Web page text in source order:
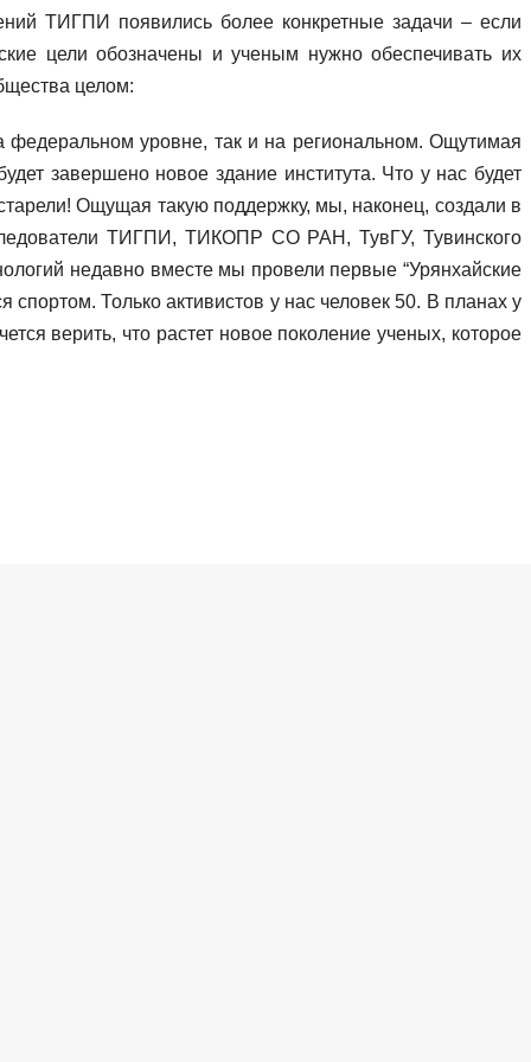
ТИГПИ появились более конкретные задачи – если
цели обозначены и ученым нужно обеспечивать их
целом:
федеральном уровне, так и на региональном. Ощутимая
завершено новое здание института. Что у нас будет
Ощущая такую поддержку, мы, наконец, создали в
ТИГПИ, ТИКОПР СО РАН, ТувГУ, Тувинского
недавно вместе мы провели первые “Урянхайские
Только активистов у нас человек 50. В планах у
верить, что растет новое поколение ученых, которое